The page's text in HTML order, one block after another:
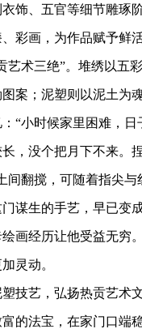
、五官等细节雕琢
彩画，为作品赋予鲜
三绝”。堆绣以五彩
案；泥塑则以泥土为
小时候家里困难，日
，没个把月下不来。
间翻搅，可随着指尖
谋生的手艺，早已变
经历让他受益无穷
灵动。
艺，弘扬热贡艺术
的法宝，在家门口端稳